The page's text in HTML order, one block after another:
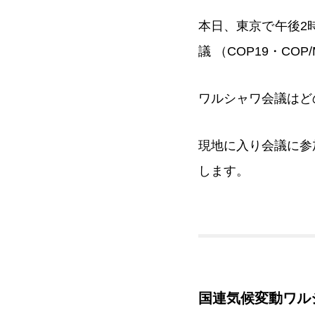
本日、東京で午後2
議 （COP19・
ワルシャワ会議は
現地に入り会議に
します。
国連気候変動ワ